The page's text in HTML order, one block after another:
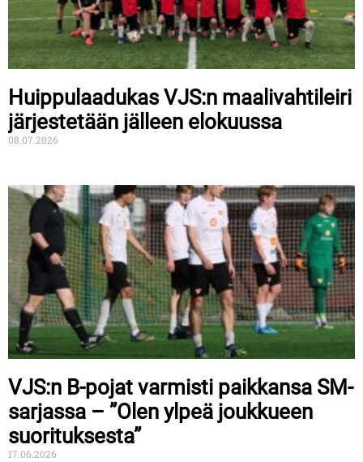
Huippulaadukas VJS:n maalivahtileiri
järjestetään jälleen elokuussa
08.07.2026
VJS:n B-pojat varmisti paikkansa SM-
sarjassa – ”Olen ylpeä joukkueen
suorituksesta”
17.06.2026